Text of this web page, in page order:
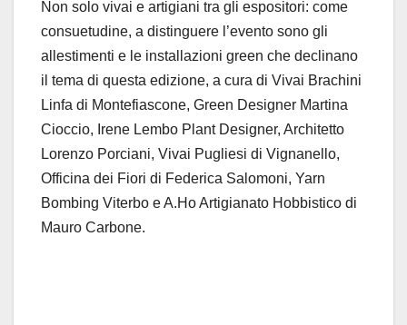
Non solo vivai e artigiani tra gli espositori: come
consuetudine, a distinguere l ’evento sono gli
allestimenti e le installazioni green che declinano
il tema di questa edizione, a cura di Vivai Brachini
Linfa di Montefiascone, Green Designer Martina
Cioccio, Irene Lembo P lant Designer, Architetto
Lorenzo Porciani, Vivai Pugliesi di Vignanello,
Officina dei Fiori di Federica Salomoni, Yarn
Bombing Viterbo eA.Ho Artigianato Hobbistico di
Mauro Carbone.